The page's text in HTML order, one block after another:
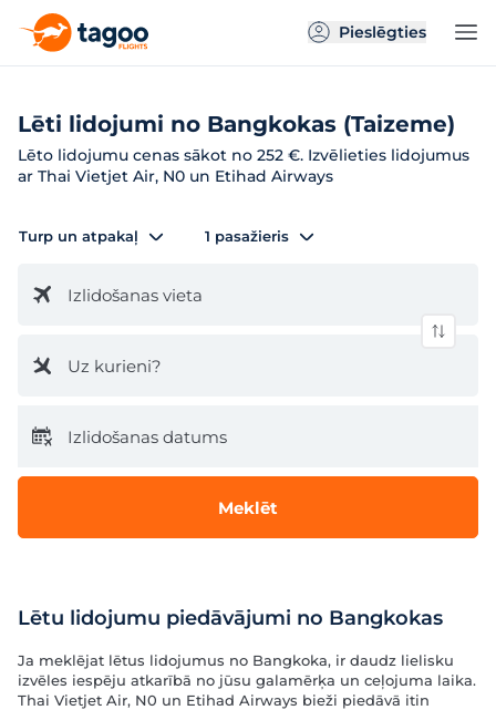
Pieslēgties
Lēti lidojumi no Bangkokas (Taizeme)
Lēto lidojumu cenas sākot no 252 €. Izvēlieties lidojumus
ar Thai Vietjet Air, N0 un Etihad Airways
Turp un atpakaļ 1 pasažieris
Izlidošanas vieta
Uz kurieni?
Izlidošanas datums
Meklēt
Lētu lidojumu piedāvājumi no Bangkokas
Ja meklējat lētus lidojumus no Bangkoka, ir daudz lielisku
izvēles iespēju atkarībā no jūsu galamērķa un ceļojuma laika.
Thai Vietjet Air, N0 un Etihad Airways bieži piedāvā itin